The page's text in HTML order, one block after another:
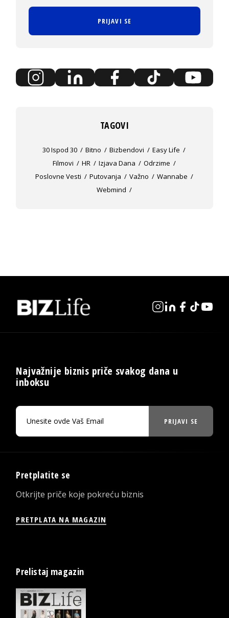
PRIJAVI SE
TAGOVI
30 Ispod 30 Bitno Bizbendovi
Easy Life
Filmovi
HR Izjava Dana
Odrzime
Poslovne Vesti
Putovanja Važno
Wannabe
Webmind
Najvažnije biznis priče svakog dana u
inboksu
PRIJAVI SE
Pretplatite se
Otkrijte priče koje pokreću biznis
PRETPLATA NA MAGAZIN
Prelistaj magazin